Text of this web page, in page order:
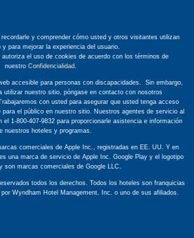
y comprender cómo usted y otros visitantes utilizan
para mejorar la experiencia del usuario.
el uso de cookies de acuerdo con los términos de
nuestro Confidencialidad.
accesible para personas con discapacidades. Sin embargo,
utilizar nuestro sitio, póngase en contacto con nosotros
con usted para asegurar que usted tenga acceso
el público en nuestro sitio. Nuestros agentes de servicio al
1-800-407-9832 para proporcionarle asistencia e información
nuestros hoteles y programas.
comerciales de Apple Inc., registradas en EE. UU. Y en
una marca de servicio de Apple Inc. Google Play y el logotipo
son marcas comerciales de Google LLC.
todos los derechos. Todos los hoteles son franquicias
Wyndham Hotel Management, Inc. o uno de sus afiliados.